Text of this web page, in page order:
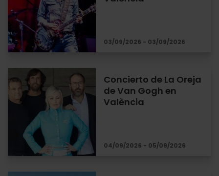
03/09/2026 - 03/09/2026
Concierto de La Oreja
de Van Gogh en
València
04/09/2026 - 05/09/2026